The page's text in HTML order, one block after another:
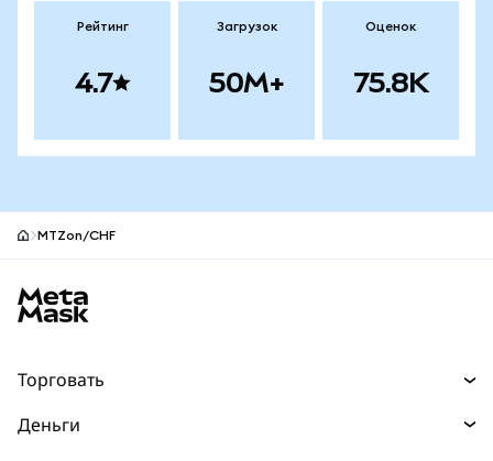
Рейтинг
4.7
Загрузок
50M+
Оценок
75.8K
MTZon/CHF
Торговать
Деньги